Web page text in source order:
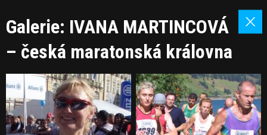
Galerie: IVANA MARTINCOVÁ
– česká maratonská královna